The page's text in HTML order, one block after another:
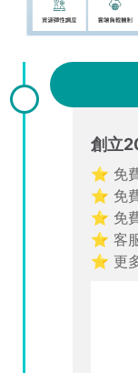
創立
⭐ 免
⭐ 免
⭐ 免
⭐ 客
⭐ 更